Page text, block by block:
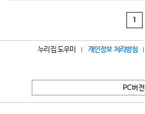
1
누리집 도우미 개인정보 처리방침
PC버전